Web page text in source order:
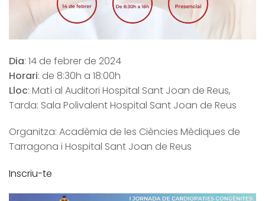
Dia: 14 de febrer de 2024
Horari: de 8:30h a 18:00h
Lloc: Matí al Auditori Hospital Sant Joan de Reus,
Tarda: Sala Polivalent Hospital Sant Joan de Reus
Organitza: Acadèmia de les Ciències Mèdiques de
Tarragona i Hospital Sant Joan de Reus
Inscriu-te